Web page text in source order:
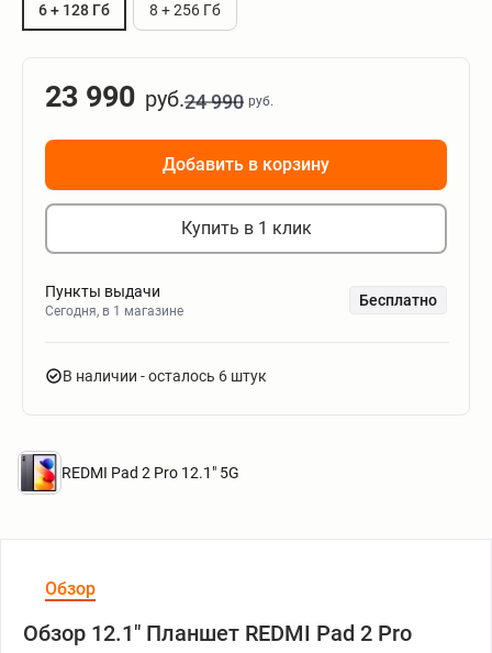
6 + 128 Гб 8 + 256 Гб
23 990 руб.24 990 руб.
Добавить в корзину
Купить в 1 клик
Пункты выдачи
Сегодня, в 1 магазине
Бесплатно
В наличии - осталось 6 штук
REDMI Pad 2 Pro 12.1" 5G
Обзор
Обзор 12.1" Планшет REDMI Pad 2 Pro